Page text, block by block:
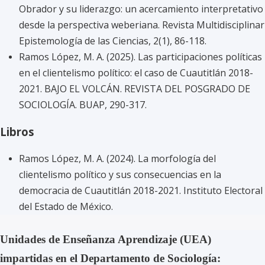
Obrador y su liderazgo: un acercamiento interpretativo
desde la perspectiva weberiana. Revista Multidisciplinar
Epistemología de las Ciencias, 2(1), 86-118.
Ramos López, M. A. (2025). Las participaciones políticas
en el clientelismo político: el caso de Cuautitlán 2018-
2021. BAJO EL VOLCÁN. REVISTA DEL POSGRADO DE
SOCIOLOGÍA. BUAP, 290-317.
Libros
Ramos López, M. A. (2024). La morfología del
clientelismo político y sus consecuencias en la
democracia de Cuautitlán 2018-2021. Instituto Electoral
del Estado de México.
Unidades de Enseñanza Aprendizaje (UEA)
impartidas en el Departamento de Sociología: